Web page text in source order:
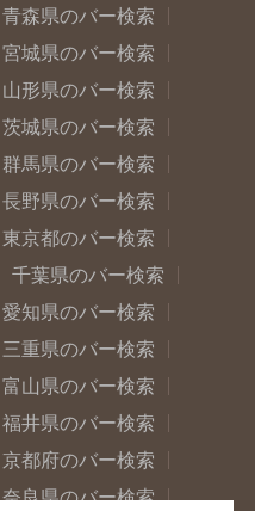
青森県のバー検索
宮城県のバー検索
山形県のバー検索
茨城県のバー検索
群馬県のバー検索
長野県のバー検索
東京都のバー検索
千葉県のバー検索
愛知県のバー検索
三重県のバー検索
富山県のバー検索
福井県のバー検索
京都府のバー検索
奈良県のバー検索